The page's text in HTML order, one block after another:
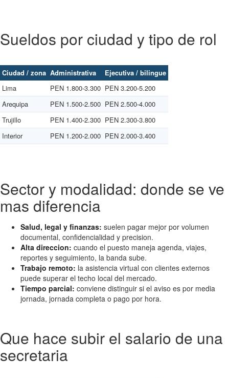
Sueldos por ciudad y tipo de rol
Ciudad / zona Administrativa
Ejecutiva / bilingue
Lima
PEN 1.800-3.300 PEN 3.200-5.200
Arequipa
PEN 1.500-2.500 PEN 2.500-4.000
Trujillo
PEN 1.400-2.300 PEN 2.300-3.800
Interior
PEN 1.200-2.000 PEN 2.000-3.400
Sector y modalidad: donde se ve
mas diferencia
Salud, legal y finanzas: suelen pagar mejor por volumen
documental, confidencialidad y precision.
Alta direccion: cuando el puesto maneja agenda, viajes,
reportes y seguimiento, la banda sube.
Trabajo remoto: la asistencia virtual con clientes externos
puede superar el techo local del mercado.
Tiempo parcial: conviene distinguir si el aviso es por media
jornada, jornada completa o pago por hora.
Que hace subir el salario de una
secretaria